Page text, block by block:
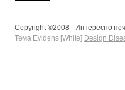
Copyright ®2008 - Интересно
Тема Evidens [White] Design